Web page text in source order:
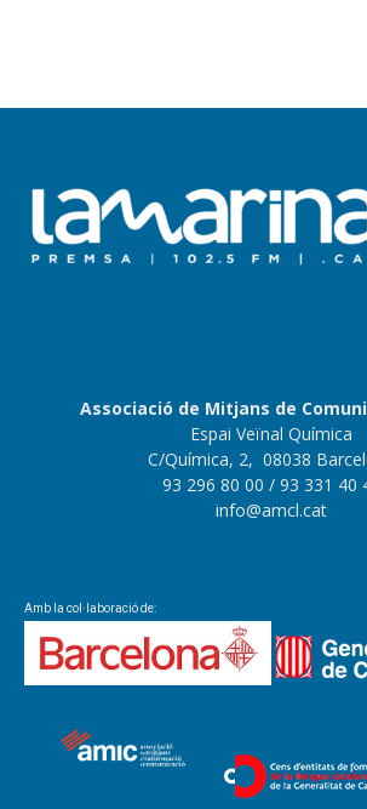
Associació de Mitjans de
Espai Veïnal Química
C/Química, 2, 08038
93 296 80 00 / 93 331 40
info@amcl.cat
Amb la col·laboració de: